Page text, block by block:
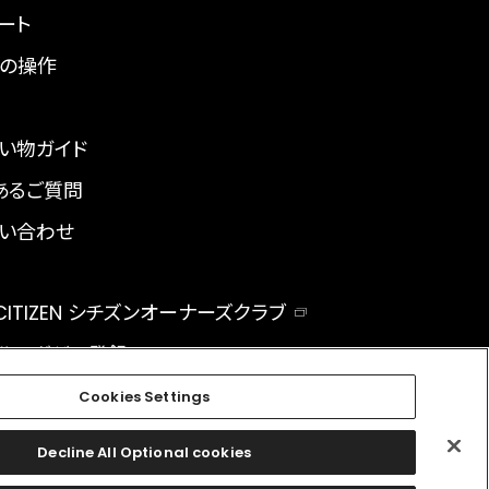
ト
操作
物ガイド
るご質問
合わせ
シチズンオーナーズクラブ
マガジン登録
facebookinstagramtwitter
Cookies Settings
Decline All Optional cookies